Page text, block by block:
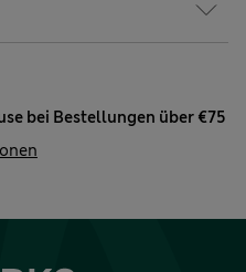
bei Bestellungen über €75